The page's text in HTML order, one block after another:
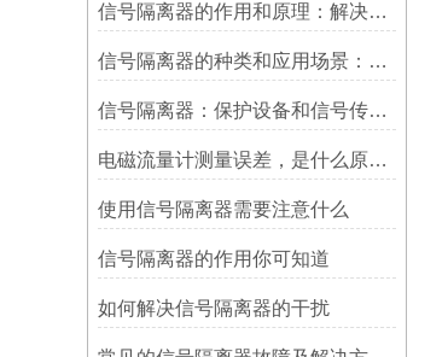
信号隔离器的作用和原理：解决信号干扰问题的有效手段
信号隔离器的种类和应用场景：满足不同需求的多样化选择
信号隔离器：保护设备和信号传输的关键工具
电磁流量计测量误差，是什么原因造成?
使用信号隔离器需要注意什么
信号隔离器的作用你可知道
如何解决信号隔离器的干扰